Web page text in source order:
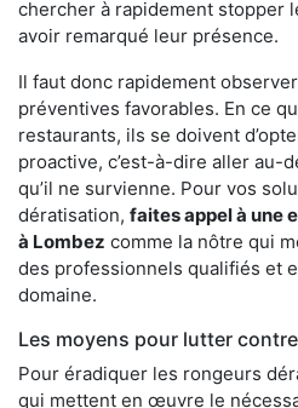
chercher à rapidement stopper
avoir remarqué leur présence.
Il faut donc rapidement
préventives favorables. En ce
restaurants, ils se doivent
proactive, c’est-à-dire aller au-
qu’il ne survienne. Pour vos
dératisation, faites appel à une
à Lombez comme la nôtre qui
des professionnels qualifiés et
domaine.
Les moyens pour lutter
Pour éradiquer les rongeurs
qui mettent en œuvre le